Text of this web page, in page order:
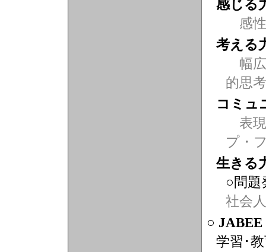
感じる
感性
考える
幅
的思
コミュ
表現
プ・
生きる
○問題
社会
○
学習･